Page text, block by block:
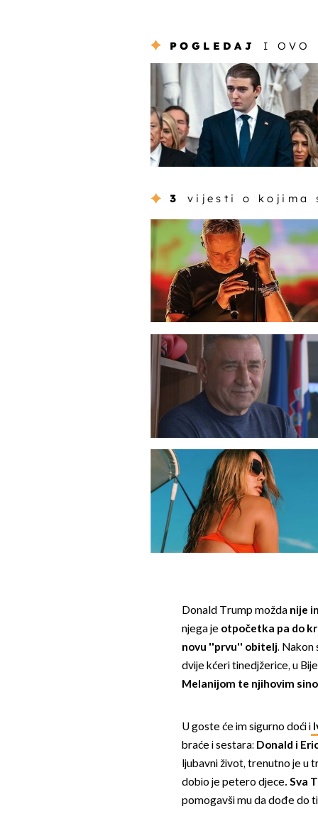
POGLEDAJ I OVO
3 vijesti o kojima
Donald Trump možda nije
njega je otpočetka pa do
novu ''prvu'' obitelj. Nakon
dvije kćeri tinedjžerice, u
Melanijom te njihovim
U goste će im sigurno doći i
braće i sestara: Donald i
ljubavni život, trenutno je u
dobio je petero djece. Sva
pomogavši mu da dođe do